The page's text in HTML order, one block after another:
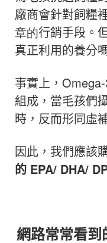
廠商會針對飼糧
章的行銷手段 。
真正利用的養分
事實上，
組成， 當毛孩們
時 ， 反而形同虛
因此，我們應該
的 EPA/ DHA/
網路常常看到